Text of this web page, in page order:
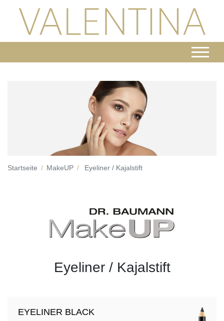
Startseite MakeUP Eyeliner / Kajalstift
Eyeliner / Kajalstift
EYELINER BLACK